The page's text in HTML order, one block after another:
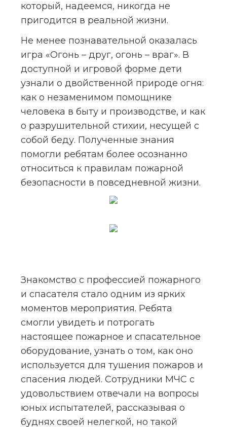
который, надеемся, никогда не
пригодится в реальной жизни.
Не менее познавательной оказалась
игра «Огонь – друг, огонь – враг». В
доступной и игровой форме дети
узнали о двойственной природе огня:
как о незаменимом помощнике
человека в быту и производстве, и как
о разрушительной стихии, несущей с
собой беду. Полученные знания
помогли ребятам более осознанно
относиться к правилам пожарной
безопасности в повседневной жизни.
Знакомство с профессией пожарного
и спасателя стало одним из ярких
моментов мероприятия. Ребята
смогли увидеть и потрогать
настоящее пожарное и спасательное
оборудование, узнать о том, как оно
используется для тушения пожаров и
спасения людей. Сотрудники МЧС с
удовольствием отвечали на вопросы
юных испытателей, рассказывая о
буднях своей нелегкой, но такой